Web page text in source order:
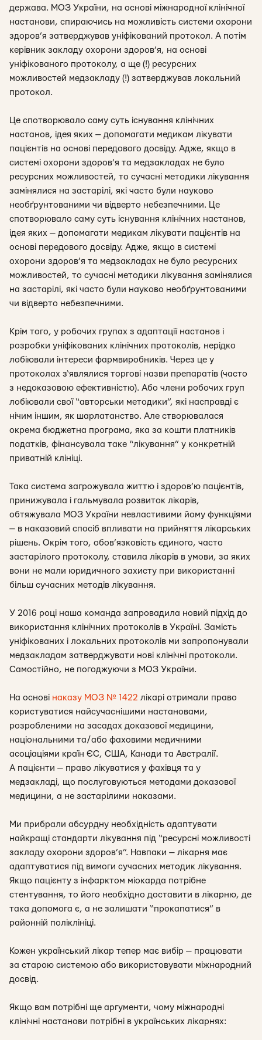
держава. МОЗ України, на основі міжнародної клінічної
настанови, спираючись на можливість системи охорони
здоров’я затверджував уніфікований протокол. А потім
керівник закладу охорони здоров’я, на основі
уніфікованого протоколу, а ще (!) ресурсних
можливостей медзакладу (!) затверджував локальний
протокол.
Це спотворювало саму суть існування клінічних
настанов, ідея яких — допомагати медикам лікувати
пацієнтів на основі передового досвіду. Адже, якщо в
системі охорони здоров’я та медзакладах не було
ресурсних можливостей, то сучасні методики лікування
замінялися на застарілі, які часто були науково
необґрунтованими чи відверто небезпечними. Це
спотворювало саму суть існування клінічних настанов,
ідея яких — допомагати медикам лікувати пацієнтів на
основі передового досвіду. Адже, якщо в системі
охорони здоров’я та медзакладах не було ресурсних
можливостей, то сучасні методики лікування замінялися
на застарілі, які часто були науково необґрунтованими
чи відверто небезпечними.
Крім того, у робочих групах з адаптації настанов і
розробки уніфікованих клінічних протоколів, нерідко
лобіювали інтереси фармвиробників. Через це у
протоколах з‘являлися торгові назви препаратів (часто
з недоказовою ефективністю). Або члени робочих груп
лобіювали свої “авторськи методики”, які насправді є
нічим іншим, як шарлатанство. Але створювалася
окрема бюджетна програма, яка за кошти платників
податків, фінансувала таке “лікування” у конкретній
приватній клініці.
Така система загрожувала життю і здоров’ю пацієнтів,
принижувала і гальмувала розвиток лікарів,
обтяжувала МОЗ України невластивими йому функціями
— в наказовий спосіб впливати на прийняття лікарських
рішень. Окрім того, обов’язковість єдиного, часто
застарілого протоколу, ставила лікарів в умови, за яких
вони не мали юридичного захисту при використанні
більш сучасних методів лікування.
У 2016 році наша команда запровадила новий підхід до
використання клінічних протоколів в Україні. Замість
уніфікованих і локальних протоколів ми запропонували
медзакладам затверджувати нові клінічні протоколи.
Самостійно, не погоджуючи з МОЗ України.
На основі наказу МОЗ № 1422 лікарі отримали право
користуватися найсучаснішими настановами,
розробленими на засадах доказової медицини,
національними та/або фаховими медичними
асоціаціями країн ЄС, США, Канади та Австралії.
А пацієнти — право лікуватися у фахівця та у
медзакладі, що послуговуються методами доказової
медицини, а не застарілими наказами.
Ми прибрали абсурдну необхідність адаптувати
найкращі стандарти лікування під “ресурсні можливості
закладу охорони здоров’я”. Навпаки — лікарня має
адаптуватися під вимоги сучасних методик лікування.
Якщо пацієнту з інфарктом міокарда потрібне
стентування, то його необхідно доставити в лікарню, де
така допомога є, а не залишати “прокапатися” в
районній поліклініці.
Кожен український лікар тепер має вибір — працювати
за старою системою або використовувати міжнародний
досвід.
Якщо вам потрібні ще аргументи, чому міжнародні
клінічні настанови потрібні в українських лікарнях: